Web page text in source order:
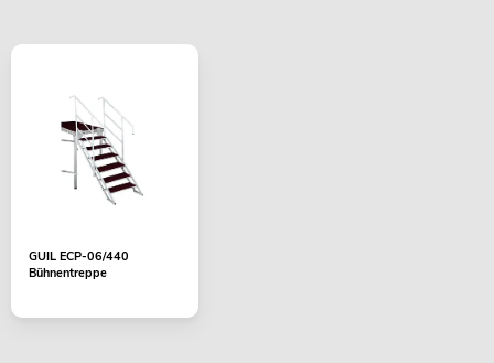
GUIL ECP-06/440
Bühnentreppe